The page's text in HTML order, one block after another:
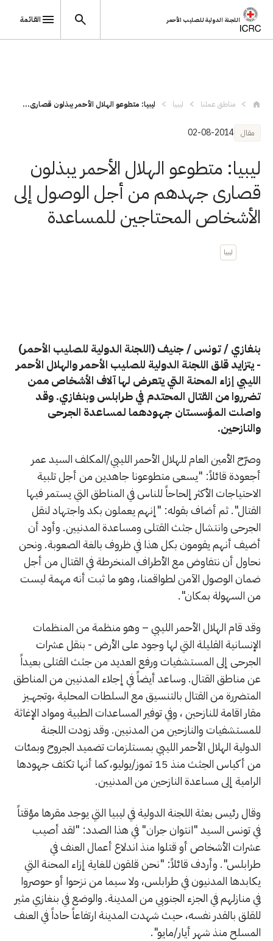
اللجنة الدولية للصليب الأحمر القائمة
مناطق عملنا ليبيا ليبيا: متطوعو الهلال الأحمر يبذلون قصارى...
مقال 02-08-2014
ليبيا: متطوعو الهلال الأحمر يبذلون
قصارى جهدهم من أجل الوصول إلى
الأشخاص المحتاجين للمساعدة
ليبيا
بنغازي / تونس / جنيف (اللجنة الدولية للصليب الأحمر)
- يتزايد قلق اللجنة الدولية للصليب الأحمر والهلال الأحمر
الليبي إزاء المحنة التي يتعرض لها آلاف الأشخاص ممن
تضرروا من القتال المحتدم في طرابلس وبنغازي. وقد
واصلت المؤسستان جهودهما لمساعدة الجرحى
والنازحين.
وصرّح الأمين العام للهلال الأحمر الليبي/المكلف السيد عمر
أجعودة قائلاً: "يسعى متطوعونا جاهدين من أجل تلبية
الاحتياجات الأكثر إلحاحاً للناس في المناطق التي يستمر فيها
القتال". ثم أضاف بقوله: "إنهم يعملون بكد واجتهاد لنقل
الجرحى وانتشال جثث القتلى ومساعدة المدنيين. وأود أن
أضيف أنهم يقومون بكل هذا في ظروف بالغة الصعوبة. ونحن
نحاول أن نتفاوض مع الأطراف المنخرطة في القتال من أجل
ضمان الوصول الآمن لطواقمنا، وهو ما ثبت أنه مهمة ليست
من السهولة بمكان".
وقد قام الهلال الأحمر الليبي – وهو منظمة من المنظمات
الإنسانية القليلة التي لها وجود على الأرض - بنقل عشرات
الجرحى إلى المستشفيات ورفع العديد من جثث القتلى بعيداً
عن مناطق القتال. وساعد أيضاً في إجلاء المدنيين من المناطق
المتضررة من القتال بالتنسيق مع السلطات المحلية ،وتجهــيز
مقار اقامة للنازحين ، وفي توفير المساعدات الطبية ومواد الإغاثة
للمستشفيات والنازحين من المدنيين. وقد زودت اللجنة
الدولية الهلال الأحمر الليبي بمستلزمات تضميد الجروح وبمئات
من أكياس الجثث منذ 15 تموز/يوليو، كما أنها تكثف جهودها
الرامية إلى مساعدة النازحين من المدنيين.
وقال رئيس بعثة اللجنة الدولية في ليبيا التي يوجد مقرها مؤقتاً
في تونس السيد "انتوان جران" في هذا الصدد: "لقد أصيب
عشرات الأشخاص أو قتلوا منذ اندلاع أعمال العنف في
طرابلس". وأردف قائلاً: "نحن قلقون للغاية إزاء المحنة التي
يكابدها المدنيون في طرابلس، ولا سيما من نزحوا أو حوصروا
في منازلهم في الجزء الجنوبي من المدينة. والوضع في بنغازي مثير
للقلق بالقدر نفسه، حيث شهدت المدينة ارتفاعاً حاداً في العنف
المسلح منذ شهر أيار/مايو".